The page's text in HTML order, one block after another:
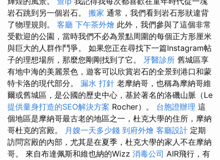
岩石跳到另一個岩石。 搬家 通常，我們看到岩石形狀違背
了物理規則。 客廳 下午茶外燴 此外，我們參與了這個非常
受歡迎的公園，當時我們不必為景點周圍的每個正方形厘米
與巨大的人群作鬥爭。 如果您正在尋找下一篇Instagram帖
子的理想場所，那麼您剛剛找到了它。 牙醫診所 舊城區享
有地中海的美麗景色，遊客可以欣賞岩石的全景到港口和蒙
特卡洛的現代部分。 漏水 打針 老摩納哥，也稱為摩納哥維
爾或舊城區，是公國的歷史中心，基於著名的洛磯山脈（Le
提供量身打造的SEO解決方案 Rocher）。 台胞證辦理 這
個地區是摩納哥最古老的地區之一，杜克大學的住所，摩納
哥杜克的宮殿。 月嫂一天多少錢 到府外燴 客廳設計 定期
訪問宮殿的內部，尤其是在夏季，杜克大學的家人不在摩納
哥。 來自布達佩斯和維也納的Wizz 消毒公司 AIR飛行，有